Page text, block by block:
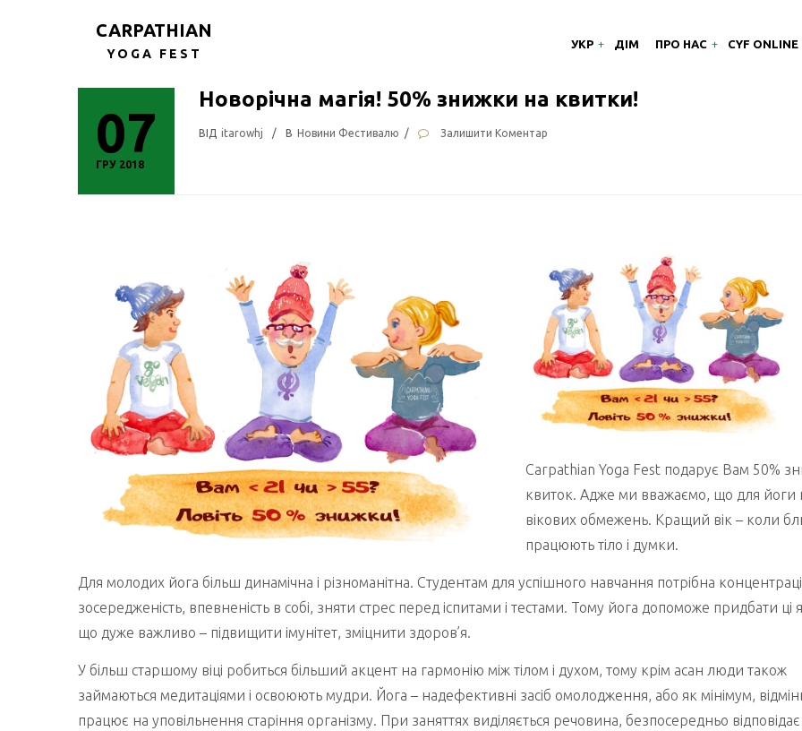
CARPATHIAN
YOGA FEST
УКР ДІМ ПРО НАС CYF ONLINE
07
ГРУ 2018
Новорічна магія! 50% знижки на квитки!
ВIД Itarowhj / В Новини Фестивалю / Залишити Коментар
Carpathian Yoga Fest подарує Вам 50%
квиток. Адже ми вважаємо, що для йоги
вікових обмежень. Кращий вік – коли
працюють тіло і думки.
Для молодих йога більш динамічна і різноманітна. Студентам для успішного навчання потрібна
зосередженість, впевненість в собі, зняти стрес перед іспитами і тестами. Тому йога допоможе придбати ці
що дуже важливо – підвищити імунітет, зміцнити здоров’я.
У більш старшому віці робиться більший акцент на гармонію між тілом і духом, тому крім асан люди також
займаються медитаціями і освоюють мудри. Йога – надефективні засіб омолодження, або як мінімум,
працює на уповільнення старіння організму. При заняттях виділяється речовина, безпосередньо відповідає